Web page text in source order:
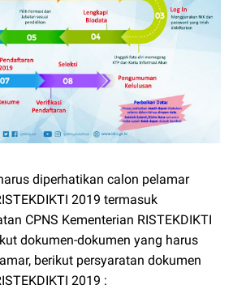
diperhatikan calon pelamar
2019 termasuk
CPNS Kementerian RISTEKDIKTI
dokumen-dokumen yang harus
berikut persyaratan dokumen
2019 :